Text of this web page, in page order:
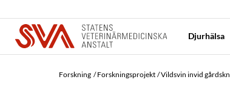
Djurhälsa
Forskning Forskningsprojekt Vildsvin invid